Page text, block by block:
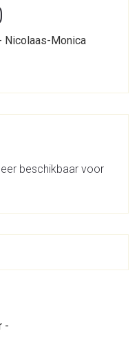
Nicolaas-Monica
beschikbaar voor
-